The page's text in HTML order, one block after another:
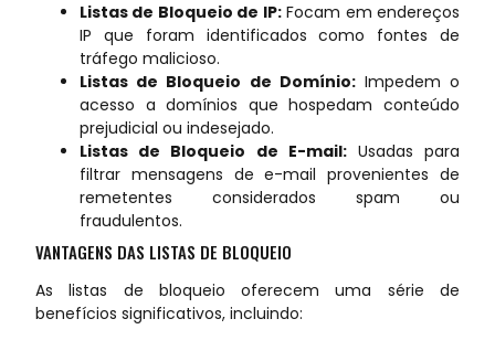
Listas de Bloqueio de IP:Focam em endereços
IP que foram identificados como fontes de
tráfego malicioso.
Listas de Bloqueio de Domínio:Impedem o
acesso a domínios que hospedam conteúdo
prejudicial ou indesejado.
Listas de Bloqueio de E-mail:Usadas para
filtrar mensagens de e-mail provenientes de
remetentes considerados spam ou
fraudulentos.
VANTAGENS DAS LISTAS DE BLOQUEIO
As listas de bloqueio oferecem uma série de
benefícios significativos, incluindo: